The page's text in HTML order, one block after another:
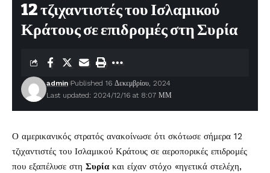
12 τζιχαντιστές του Ισλαμικού
Κράτους σε επιδρομές στη Συρία
Last updated: 2024/12/16 at 8:07 ΜΜ
admin Published 16 Δεκεμβρίου, 2024
Ο αμερικανικός στρατός ανακοίνωσε ότι σκότωσε σήμερα 12
τζιχαντιστές του Ισλαμικού Κράτους σε αεροπορικές επιδρομές
που εξαπέλυσε στη Συρίακαι είχαν στόχο «ηγετικά στελέχη,